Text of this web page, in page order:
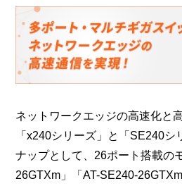
ネットワークエッジの高速化と
「x240シリーズ」と「SE240シ
ナップとして、26ポート搭載の
26GTXm」「AT-SE240-